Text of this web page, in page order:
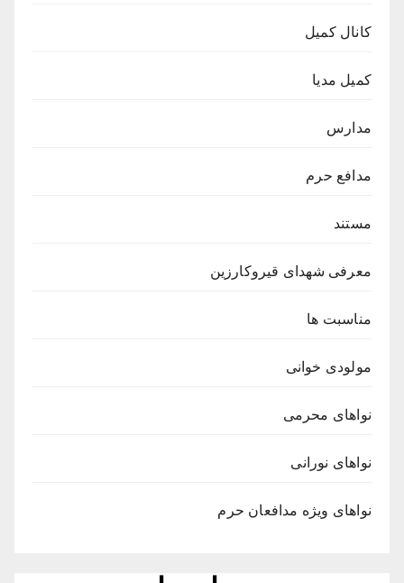
کانال کمیل
کمیل مدیا
مدارس
مدافع حرم
مستند
معرفی شهدای قیروکارزین
مناسبت ها
مولودی خوانی
نواهای محرمی
نواهای نورانی
نواهای ویژه مدافعان حرم